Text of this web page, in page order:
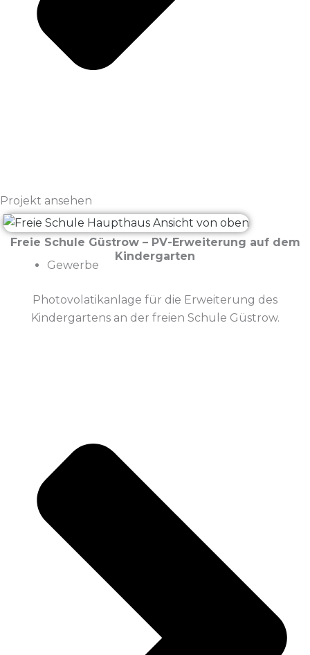
Projekt ansehen
Freie Schule Güstrow – PV-Erweiterung auf dem
Kindergarten
Gewerbe
Photovolatikanlage für die Erweiterung des
Kindergartens an der freien Schule Güstrow.